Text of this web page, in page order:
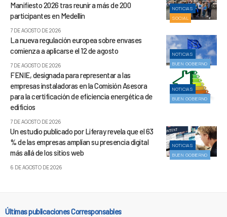
NOTICIAS
SOCIAL
Manifiesto 2026 tras reunir a más de 200
participantes en Medellín
7 DE AGOSTO DE 2026
NOTICIAS
BUEN GOBIERNO
La nueva regulación europea sobre envases
comienza a aplicarse el 12 de agosto
7 DE AGOSTO DE 2026
NOTICIAS
BUEN GOBIERNO
FENIE, designada para representar a las
empresas instaladoras en la Comisión Asesora
para la certificación de eficiencia energética de
edificios
7 DE AGOSTO DE 2026
NOTICIAS
BUEN GOBIERNO
Un estudio publicado por Liferay revela que el 63
% de las empresas amplían su presencia digital
más allá de los sitios web
6 DE AGOSTO DE 2026
Últimas publicaciones Corresponsables